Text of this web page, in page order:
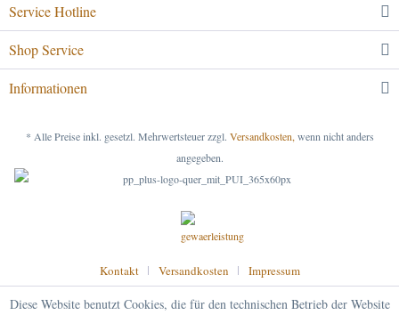
Service Hotline
Shop Service
Informationen
* Alle Preise inkl. gesetzl. Mehrwertsteuer zzgl. Versandkosten,wenn nicht anders
angegeben.
Kontakt Versandkosten Impressum
Diese Website benutzt Cookies, die für den technischen Betrieb der Website